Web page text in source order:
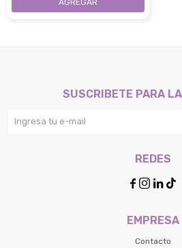
EMPRESA
Contacto
SUSCRIBETE PARA
REDES
   